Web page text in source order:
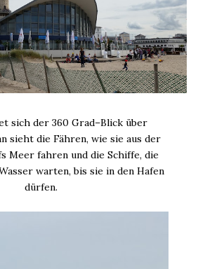
sich der 360 Grad–Blick über
sieht die Fähren, wie sie aus der
Meer fahren und die Schiffe, die
warten, bis sie in den Hafen
dürfen.